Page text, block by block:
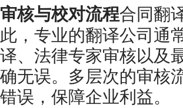
审核与校对流程合同翻
此，专业的翻译公司通
译、法律专家审核以及
确无误。多层次的审核
错误，保障企业利益。